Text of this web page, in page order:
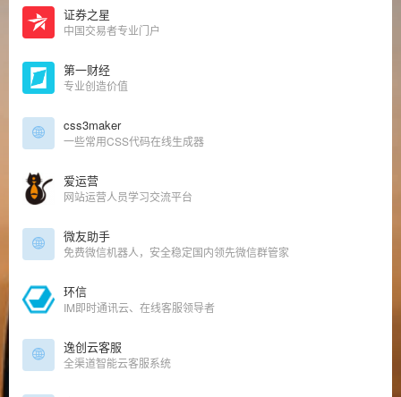
证券之星
中国交易者专业门户
第一财经
专业创造价值
css3maker
一些常用CSS代码在线生成器
爱运营
网站运营人员学习交流平台
微友助手
免费微信机器人，安全稳定国内领先微信群管家
环信
IM即时通讯云、在线客服领导者
逸创云客服
全渠道智能云客服系统